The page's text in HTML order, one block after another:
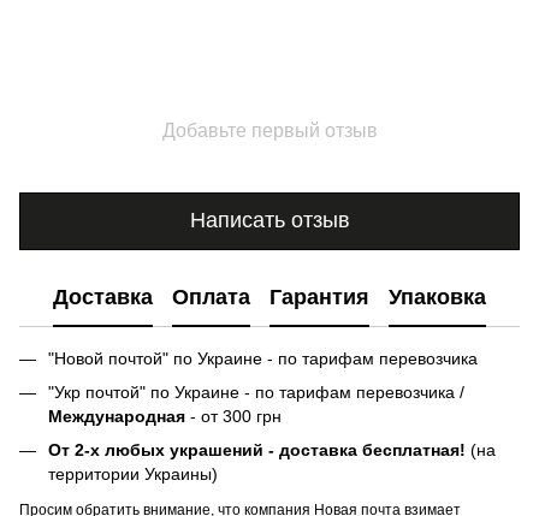
Добавьте первый отзыв
Написать отзыв
Доставка Оплата Гарантия Упаковка
"Новой почтой" по Украине - по тарифам перевозчика
"Укр почтой" по Украине - по тарифам перевозчика /
Международная - от 300 грн
От 2-х любых украшений - доставка бесплатная! (на
территории Украины)
Просим обратить внимание, что компания Новая почта взимает